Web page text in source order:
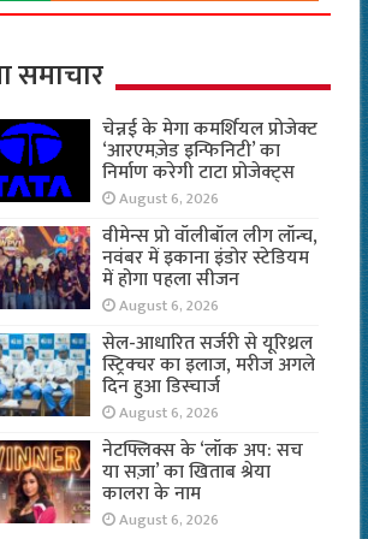
समाचार
चेन्नई के मेगा कमर्शियल प्रोजेक्ट
‘आरएमज़ेड इन्फिनिटी’ का
निर्माण करेगी टाटा प्रोजेक्ट्स
August 6, 2026
वीमेन्स प्रो वॉलीबॉल लीग लॉन्च,
नवंबर में इकाना इंडोर स्टेडियम
में होगा पहला सीजन
August 6, 2026
सेल-आधारित सर्जरी से यूरिथ्रल
स्ट्रिक्चर का इलाज, मरीज अगले
दिन हुआ डिस्चार्ज
August 6, 2026
नेटफ्लिक्स के ‘लॉक अप: सच
या सज़ा’ का खिताब श्रेया
कालरा के नाम
August 6, 2026